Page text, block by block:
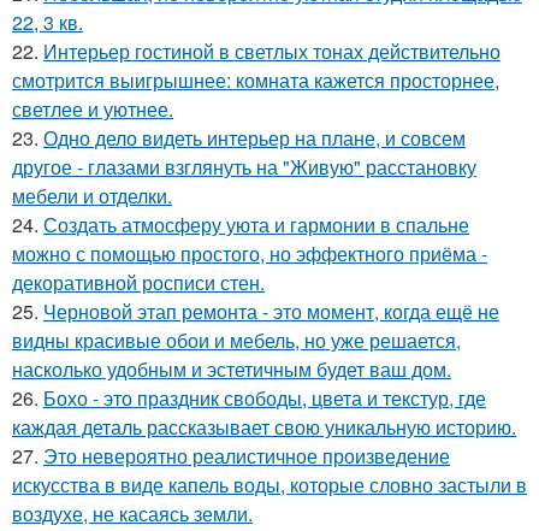
22, 3 кв.
22. Интерьер гостиной в светлых тонах действительно
смотрится выигрышнее: комната кажется просторнее,
светлее и уютнее.
23. Одно дело видеть интерьер на плане, и совсем
другое - глазами взглянуть на "Живую" расстановку
мебели и отделки.
24. Создать атмосферу уюта и гармонии в спальне
можно с помощью простого, но эффектного приёма -
декоративной росписи стен.
25. Черновой этап ремонта - это момент, когда ещё не
видны красивые обои и мебель, но уже решается,
насколько удобным и эстетичным будет ваш дом.
26. Бохо - это праздник свободы, цвета и текстур, где
каждая деталь рассказывает свою уникальную историю.
27. Это невероятно реалистичное произведение
искусства в виде капель воды, которые словно застыли в
воздухе, не касаясь земли.